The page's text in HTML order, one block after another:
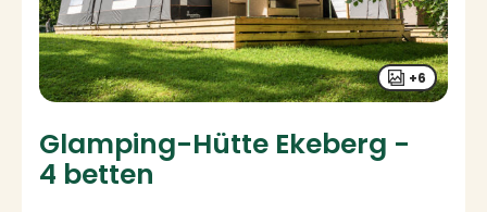
+6
Glamping-Hütte Ekeberg -
4 betten